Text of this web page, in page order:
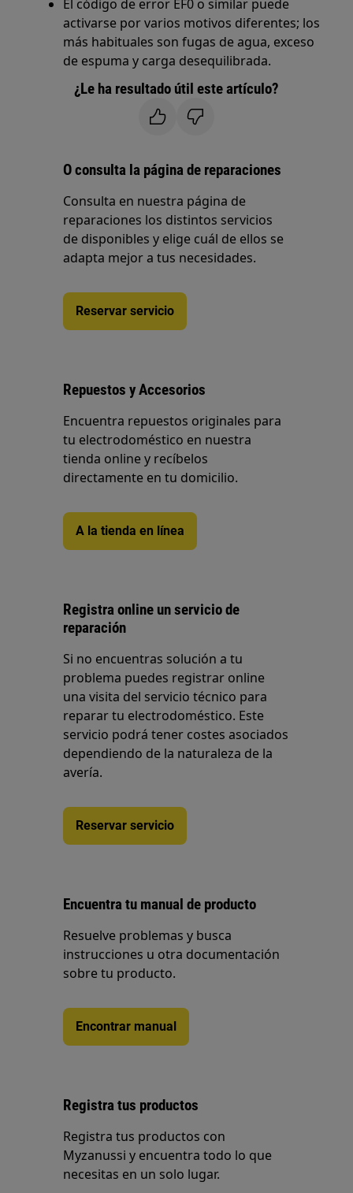
El código de error EF0 o similar puede
activarse por varios motivos diferentes; los
más habituales son fugas de agua, exceso
de espuma y carga desequilibrada.
¿Le ha resultado útil este artículo?
O consulta la página de reparaciones
Consulta en nuestra página de
reparaciones los distintos servicios
de disponibles y elige cuál de ellos se
adapta mejor a tus necesidades.
Reservar servicio
Repuestos y Accesorios
Encuentra repuestos originales para
tu electrodoméstico en nuestra
tienda online y recíbelos
directamente en tu domicilio.
A la tienda en línea
Registra online un servicio de
reparación
Si no encuentras solución a tu
problema puedes registrar online
una visita del servicio técnico para
reparar tu electrodoméstico. Este
servicio podrá tener costes asociados
dependiendo de la naturaleza de la
avería.
Reservar servicio
Encuentra tu manual de producto
Resuelve problemas y busca
instrucciones u otra documentación
sobre tu producto.
Encontrar manual
Registra tus productos
Registra tus productos con
Myzanussi y encuentra todo lo que
necesitas en un solo lugar.